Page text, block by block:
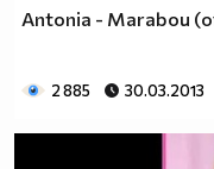
Antonia - Marabou
2 885 30.03.2013